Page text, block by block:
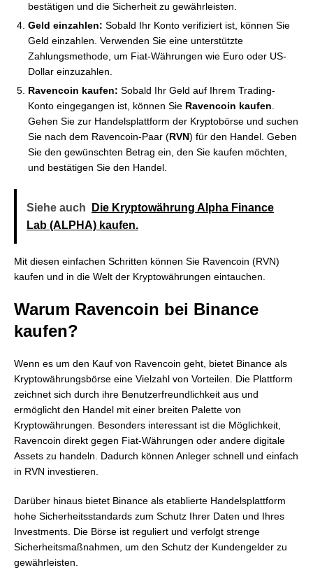
bestätigen und die Sicherheit zu gewährleisten.
Geld einzahlen: Sobald Ihr Konto verifiziert ist, können Sie
Geld einzahlen. Verwenden Sie eine unterstützte
Zahlungsmethode, um Fiat-Währungen wie Euro oder US-
Dollar einzuzahlen.
Ravencoin kaufen: Sobald Ihr Geld auf Ihrem Trading-
Konto eingegangen ist, können Sie Ravencoin kaufen
Gehen Sie zur Handelsplattform der Kryptobörse und suchen
Sie nach dem Ravencoin-Paar (RVN) für den Handel. Geben
Sie den gewünschten Betrag ein, den Sie kaufen möchten,
und bestätigen Sie den Handel.
Siehe auch
Die Kryptowährung Alpha Finance
Lab (ALPHA) kaufen.
Mit diesen einfachen Schritten können Sie Ravencoin (RVN)
kaufen und in die Welt der Kryptowährungen eintauchen.
Warum Ravencoin bei Binance
kaufen?
Wenn es um den Kauf von Ravencoin geht, bietet Binance als
Kryptowährungsbörse eine Vielzahl von Vorteilen. Die Plattform
zeichnet sich durch ihre Benutzerfreundlichkeit aus und
ermöglicht den Handel mit einer breiten Palette von
Kryptowährungen. Besonders interessant ist die Möglichkeit,
Ravencoin direkt gegen Fiat-Währungen oder andere digitale
Assets zu handeln. Dadurch können Anleger schnell und einfach
in RVN investieren.
Darüber hinaus bietet Binance als etablierte Handelsplattform
hohe Sicherheitsstandards zum Schutz Ihrer Daten und Ihres
Investments. Die Börse ist reguliert und verfolgt strenge
Sicherheitsmaßnahmen, um den Schutz der Kundengelder zu
gewährleisten.